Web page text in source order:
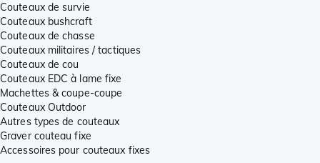
Couteaux de survie
Couteaux bushcraft
Couteaux de chasse
Couteaux militaires / tactiques
Couteaux de cou
Couteaux EDC à lame fixe
Machettes & coupe-coupe
Couteaux Outdoor
Autres types de couteaux
Graver couteau fixe
Accessoires pour couteaux fixes